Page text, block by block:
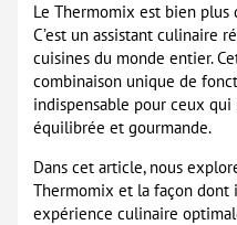
Le Thermomix est bien plus
C’est un assistant culinaire
cuisines du monde entier.
combinaison unique de
indispensable pour ceux
équilibrée et gourmande.
Dans cet article, nous
Thermomix et la façon
expérience culinaire